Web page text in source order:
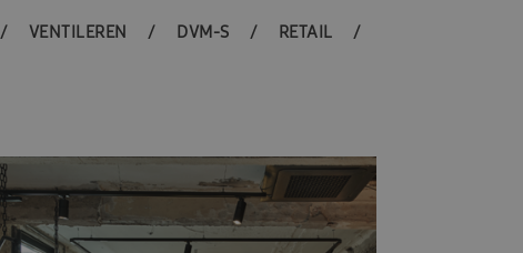
VENTILEREN DVM-S RETAIL